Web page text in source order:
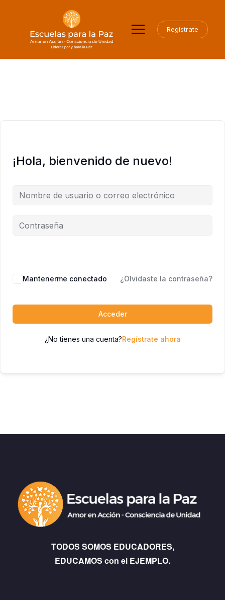
Registrate
¡Hola, bienvenido de nuevo!
Mantenerme conectado ¿Olvidaste la contraseña?
Acceder
¿No tienes una cuenta?Regístrate ahora
TODOS SOMOS EDUCADORES,
EDUCAMOS con el EJEMPLO.